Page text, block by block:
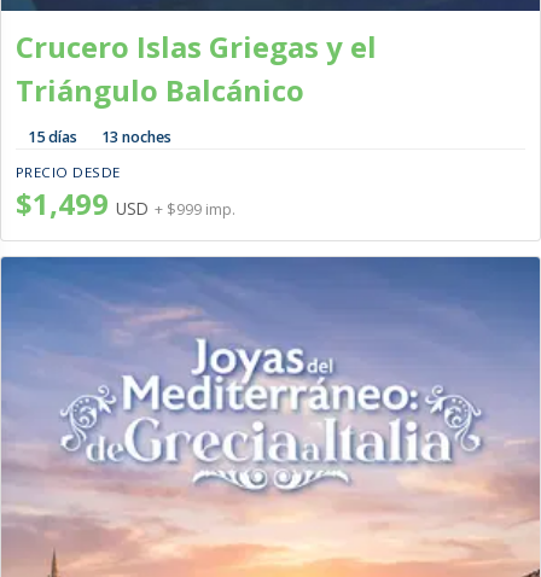
Crucero Islas Griegas y el
Triángulo Balcánico
15 días 13 noches
PRECIO DESDE
$1,499 USD + $999 imp.